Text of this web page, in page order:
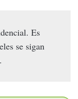
Es
se sigan